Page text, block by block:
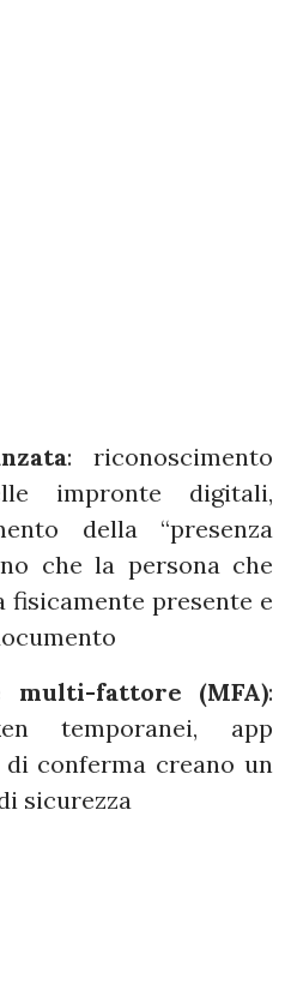
: riconoscimento
impronte digitali,
della “presenza
che la persona che
fisicamente presente e
multi-fattore (MFA):
temporanei, app
di conferma creano un
sicurezza